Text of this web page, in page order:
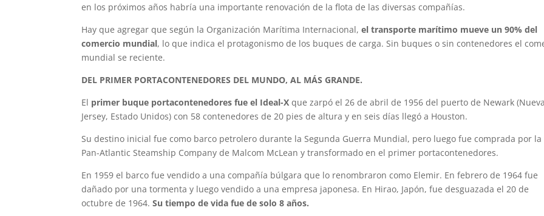
en los próximos años habría una importante renovación de la flota de las diversas compañías.
Hay que agregar que según la Organización Marítima Internacional,el transporte marítimo mueve un 90% del
comercio mundial, lo que indica el protagonismo de los buques de carga. Sin buques o sin contenedores el
mundial se reciente.
DEL PRIMER PORTACONTENEDORES DEL MUNDO, AL MÁS GRANDE.
El primer buque portacontenedores fue el Ideal-X que zarpó el 26 de abril de 1956 del puerto de Newark
Jersey, Estado Unidos) con 58 contenedores de 20 pies de altura y en seis días llegó a Houston.
Su destino inicial fue como barco petrolero durante la Segunda Guerra Mundial, pero luego fue comprada por la
Pan-Atlantic Steamship Company de Malcom McLean y transformado en el primer portacontenedores.
En 1959 el barco fue vendido a una compañía búlgara que lo renombraron como Elemir. En febrero de 1964 fue
dañado por una tormenta y luego vendido a una empresa japonesa. En Hirao, Japón, fue desguazada el 20 de
octubre de 1964.Su tiempo de vida fue de solo 8 años.